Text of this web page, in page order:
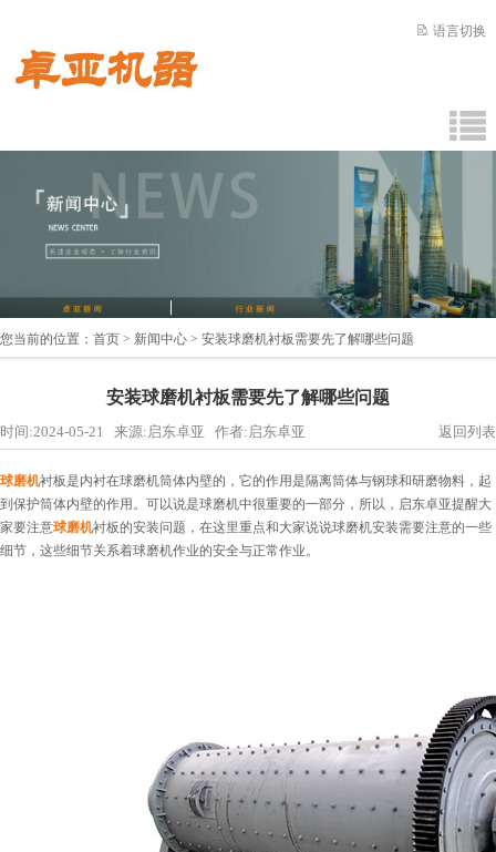
语言切换
您当前的位置： 首页 > 新闻中心 > 安装球磨机衬板需要先了解哪些问题
安装球磨机衬板需要先了解哪些问题
时间:2024-05-21 来源:启东卓亚 作者:启东卓亚 返回列表
球磨机衬板是内衬在球磨机筒体内壁的，它的作用是隔离筒体与钢球和研磨物料，起
到保护筒体内壁的作用。可以说是球磨机中很重要的一部分，所以，启东卓亚提醒大
家要注意球磨机衬板的安装问题，在这里重点和大家说说球磨机安装需要注意的一些
细节，这些细节关系着球磨机作业的安全与正常作业。